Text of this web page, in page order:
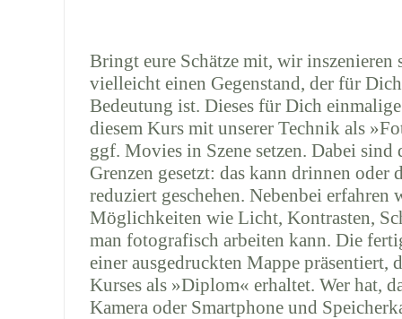
Bringt eure Schätze mit, wir
vielleicht einen Gegenstand, der für
Bedeutung ist. Dieses für Dich
diesem Kurs mit unserer Technik als
ggf. Movies in Szene setzen. Dabei sind
Grenzen gesetzt: das kann drinnen oder
reduziert geschehen. Nebenbei erfahren
Möglichkeiten wie Licht, Kontrasten,
man fotografisch arbeiten kann. Die
einer ausgedruckten Mappe präsentiert,
Kurses als »Diplom« erhaltet. Wer hat,
Kamera oder Smartphone und